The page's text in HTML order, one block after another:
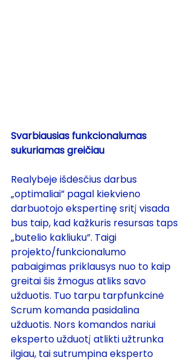
Svarbiausias funkcionalumas
sukuriamas greičiau
Realybėje išdėsčius darbus
„optimaliai” pagal kiekvieno
darbuotojo ekspertinę sritį visada
bus taip, kad kažkuris resursas taps
„butelio kakliuku”. Taigi
projekto/funkcionalumo
pabaigimas priklausys nuo to kaip
greitai šis žmogus atliks savo
užduotis. Tuo tarpu tarpfunkcinė
Scrum komanda pasidalina
užduotis. Nors komandos nariui
eksperto užduotį atlikti užtrunka
ilgiau, tai sutrumpina eksperto